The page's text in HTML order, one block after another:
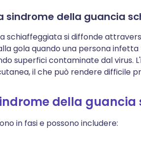
sindrome della guancia
schiaffeggiata si diffonde
gola quando una persona infetta
superfici contaminate dal virus.
il che può rendere difficile
della
in fasi e possono includere: